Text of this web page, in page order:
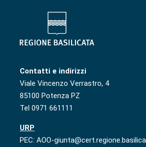
Contatti e indirizzi
Viale Vincenzo Verrastro, 4
85100 Potenza PZ
Tel 0971 661111
URP
PEC: AOO-